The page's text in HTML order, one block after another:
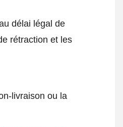
délai légal de
rétraction et les
livraison ou la